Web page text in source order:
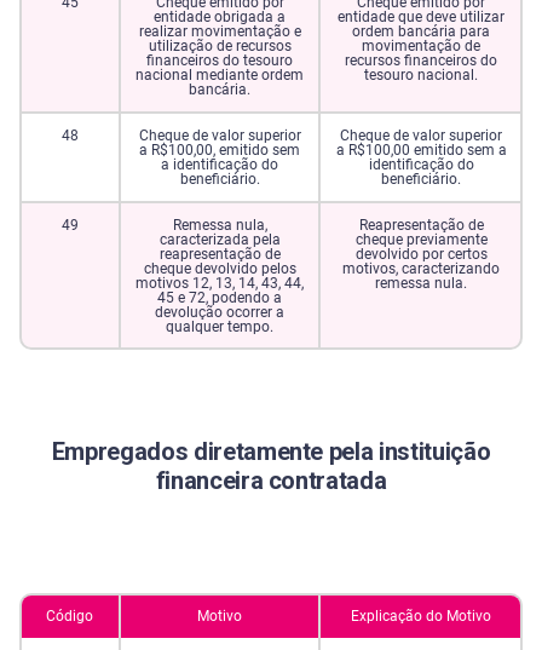
entidade obrigada a
realizar movimentação e
utilização de recursos
financeiros do tesouro
nacional mediante ordem
bancária.
entidade que deve utilizar
ordem bancária para
movimentação de
recursos financeiros do
tesouro nacional.
48
Cheque de valor superior
a R$100,00, emitido sem
a identificação do
beneficiário.
Cheque de valor superior
a R$100,00 emitido sem a
identificação do
beneficiário.
49
Remessa nula,
caracterizada pela
reapresentação de
cheque devolvido pelos
motivos 12, 13, 14, 43, 44,
45 e 72, podendo a
devolução ocorrer a
qualquer tempo.
Reapresentação de
cheque previamente
devolvido por certos
motivos, caracterizando
remessa nula.
Empregados diretamente pela instituição
financeira contratada
Código Motivo Explicação do Motivo